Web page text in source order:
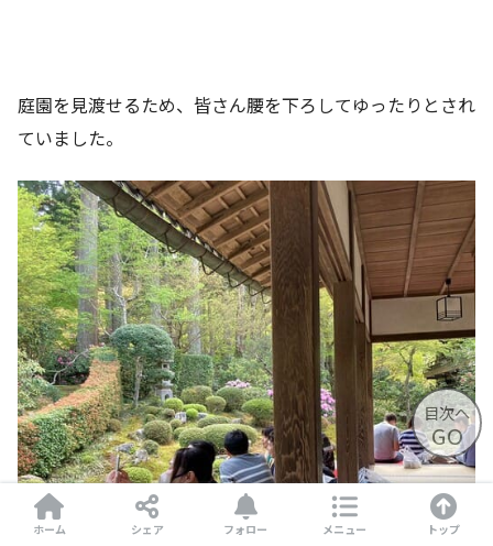
目次へ
GO
庭園を見渡せるため、皆さん腰を下ろしてゆったりとされ
ていました。
ホーム シェア フォロー メニュー トップ